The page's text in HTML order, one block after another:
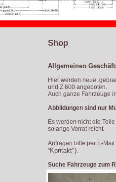
Shop
Allgemeinen
Hier werden neue,
und Z 600 angeboten.
Auch ganze Fahrzeuge
Abbildungen sind nur
Es werden nicht die
solange Vorrat reicht.
Anfragen bitte per E-
"Kontakt").
Suche Fahrzeuge zum